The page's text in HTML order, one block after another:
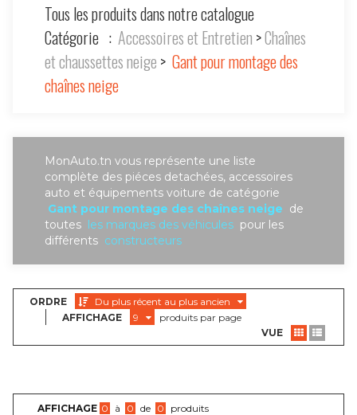
Tous les produits dans notre catalogue
Catégorie : Accessoires et Entretien >Chaînes
et chaussettes neige > Gant pour montage des
chaînes neige
MonAuto.tn vous représente une liste
complète des piéces detachées, accessoires
auto et équipements voiture de catégorie
Gant pour montage des chaînes neige de
toutes les marques des véhicules pour les
différents constructeurs
ORDRE
Du plus récent au plus ancien
AFFICHAGE
9
produits par page
VUE
AFFICHAGE 0 à 0 de 0 produits